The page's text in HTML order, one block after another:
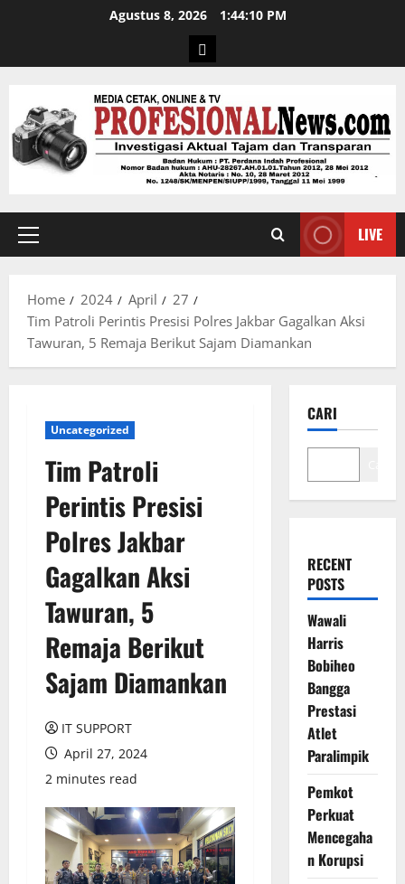
Agustus 8, 2026 1:44:11 PM
LIVE
Home 2024 April
27
Tim Patroli Perintis Presisi Polres Jakbar Gagalkan Aksi
Tawuran, 5 Remaja Berikut Sajam Diamankan
Uncategorized
Tim Patroli
Perintis Presisi
Polres Jakbar
Gagalkan Aksi
Tawuran, 5
Remaja Berikut
Sajam Diamankan
IT SUPPORT
April 27, 2024
2 minutes read
CARI
RECENT
POSTS
Wawali
Harris
Bobiheo
Bangga
Prestasi
Atlet
Paralimpik
Pemkot
Perkuat
Mencegaha
n Korupsi